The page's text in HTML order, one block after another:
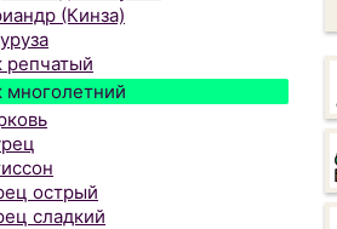
(Кинза)
репчатый
многолетний
острый
сладкий